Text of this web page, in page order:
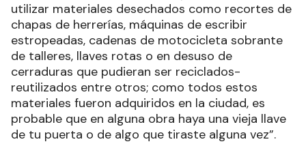
utilizar materiales desechados como recortes de
chapas de herrerías, máquinas de escribir
estropeadas, cadenas de motocicleta sobrante
de talleres, llaves rotas o en desuso de
cerraduras que pudieran ser reciclados-
reutilizados entre otros; como todos estos
materiales fueron adquiridos en la ciudad, es
probable que en alguna obra haya una vieja llave
de tu puerta o de algo que tiraste alguna vez”.